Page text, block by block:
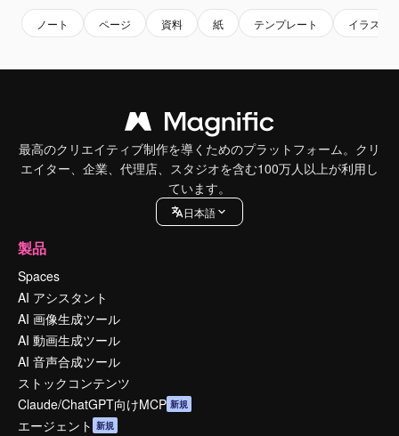
ノート ページ 資料 紙 テンプレート イラスト
最高のクリエイティブ制作を導くためのプラットフォーム。クリ
エイター、企業、代理店、スタジオを含む100万人以上が利用し
ています。
日本語
製品
Spaces
AI アシスタント
AI 画像生成ツール
AI 動画生成ツール
AI 音声合成ツール
ストックコンテンツ
Claude/ChatGPT向けMCP 新規
エージェント 新規